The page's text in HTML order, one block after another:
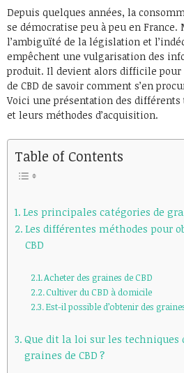
Depuis quelques années, la
se démocratise peu à peu en
l’ambiguïté de la législation et
empêchent une vulgarisation des
produit. Il devient alors difficile pour
de CBD de savoir comment s’en
Voici une présentation des différents
et leurs méthodes d’acquisition.
Table of Contents
Les principales catégories de
Les différentes méthodes pour
CBD
Acheter des graines de CBD
Cultiver du CBD à domicile
Est-il possible d’obtenir des
Que dit la loi sur les techniques
graines de CBD ?